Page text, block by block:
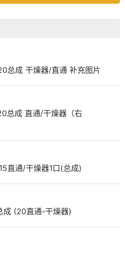
总成 干燥器/直通 补充图片
总成 直通/干燥器（右
直通/干燥器1口(总成)
成 (20直通-干燥器)